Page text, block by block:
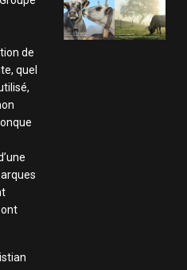
de
quel